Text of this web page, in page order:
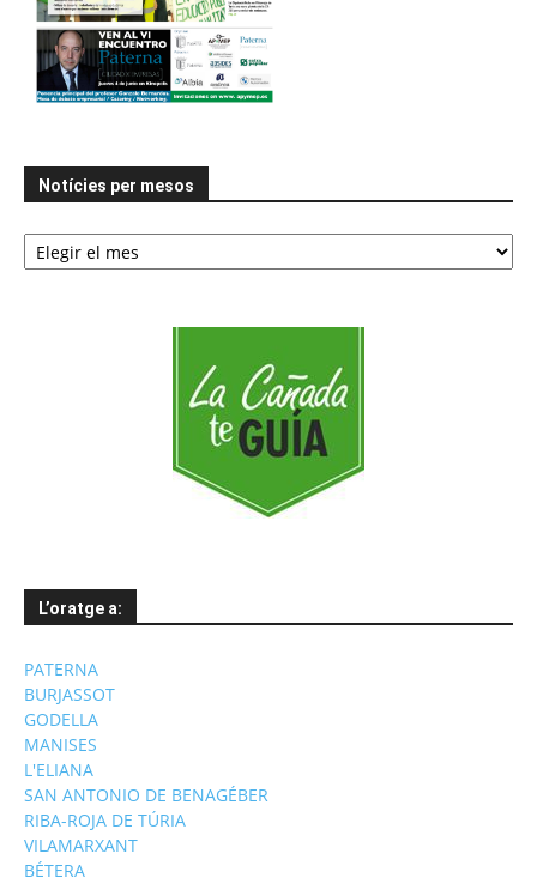
Notícies per mesos
Notícies
per
L’oratge a:
PATERNA
BURJASSOT
GODELLA
MANISES
L'ELIANA
SAN ANTONIO DE BENAGÉBER
RIBA-ROJA DE TÚRIA
VILAMARXANT
BÉTERA